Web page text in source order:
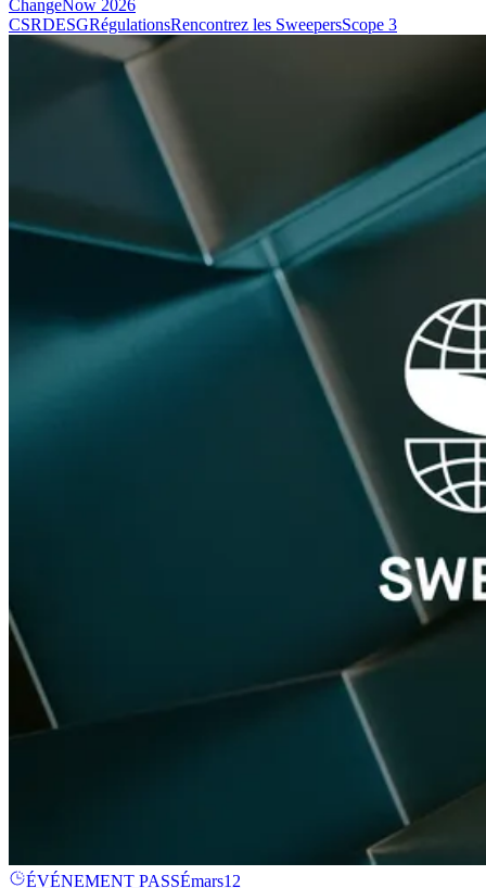
ChangeNow 2026
CSRDESGRégulationsRencontrez les SweepersScope 3
ÉVÉNEMENT PASSÉmars12